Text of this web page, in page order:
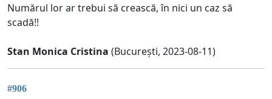
Numărul lor ar trebui să crească, în nici un caz să
scadă!!
Stan Monica Cristina (București, 2023-08-11)
#906